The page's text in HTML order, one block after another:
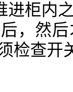
进柜内
，然
检查开